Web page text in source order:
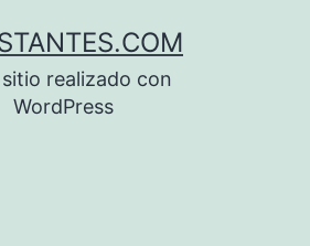
realizado con
WordPress